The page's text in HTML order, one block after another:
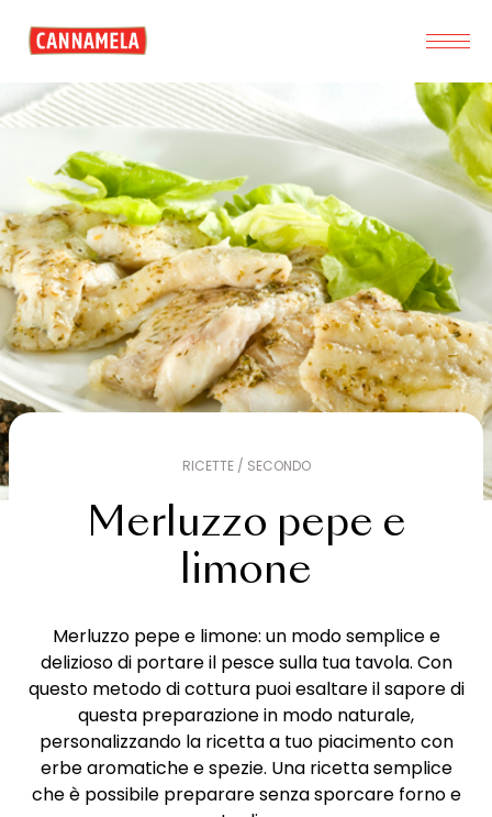
RICETTE / SECONDO
Merluzzo pepe e
limone
Merluzzo pepe e limone: un modo semplice e
delizioso di portare il pesce sulla tua tavola. Con
questo metodo di cottura puoi esaltare il sapore di
questa preparazione in modo naturale,
personalizzando la ricetta a tuo piacimento con
erbe aromatiche e spezie. Una ricetta semplice
che è possibile preparare senza sporcare forno e